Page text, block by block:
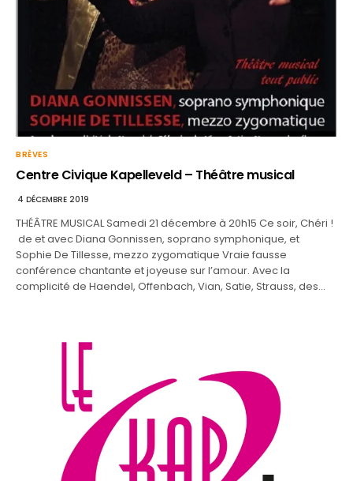
BRÈVES
Centre Civique Kapelleveld – Théâtre musical
4 DÉCEMBRE 2019
THÉÂTRE MUSICAL Samedi 21 décembre à 20h15 Ce soir, Chéri !
de et avec Diana Gonnissen, soprano symphonique, et
Sophie De Tillesse, mezzo zygomatique Vraie fausse
conférence chantante et joyeuse sur l’amour. Avec la
complicité de Haendel, Offenbach, Vian, Satie, Strauss, des…